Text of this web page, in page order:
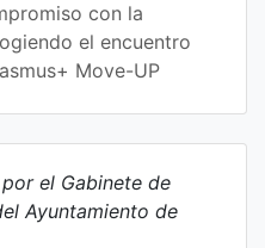
con la
el encuentro
Move-UP
el Gabinete de
Ayuntamiento de